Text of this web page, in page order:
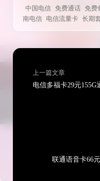
中国电信 免费通话 免费
南电信 电信流量卡 长期
上一篇文章